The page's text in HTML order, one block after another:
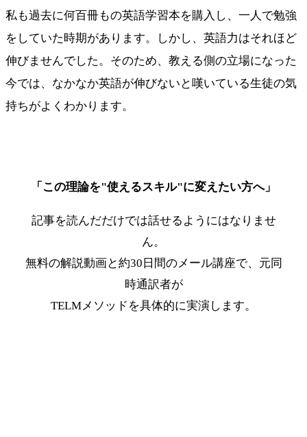
私も過去に何百冊もの英語学習本を購入し、一人で勉強
をしていた時期があります。しかし、英語力はそれほど
伸びませんでした。そのため、教える側の立場になった
今では、なかなか英語が伸びないと嘆いている生徒の気
持ちがよくわかります。
「この理論を"使えるスキル"に変えたい方へ」
記事を読んだだけでは話せるようにはなりませ
ん。
無料の解説動画と約30日間のメール講座で、元同
時通訳者が
TELMメソッドを具体的に実演します。